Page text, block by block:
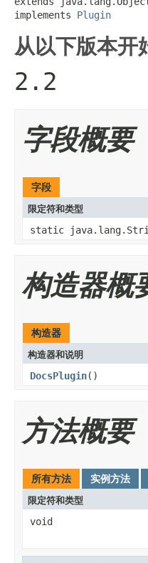
implements Plugin
从以下版本开
2.2
字段概要
字段
限定符和类型
static
构造器概
构造器
构造器和说明
DocsPlugin()
方法概要
所有方法 实例方法
限定符和类型
void